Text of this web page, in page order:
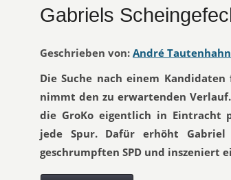
Gabriels
Geschrieben von: André Tautenhahn
Die Suche nach einem
nimmt den zu erwartenden
die GroKo eigentlich in Eintracht
jede Spur. Dafür erhöht
geschrumpften SPD und inszeniert